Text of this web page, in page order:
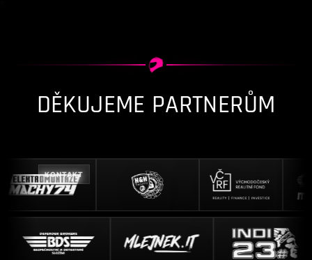
DĚKUJEME PARTNERŮM
KONTAKT